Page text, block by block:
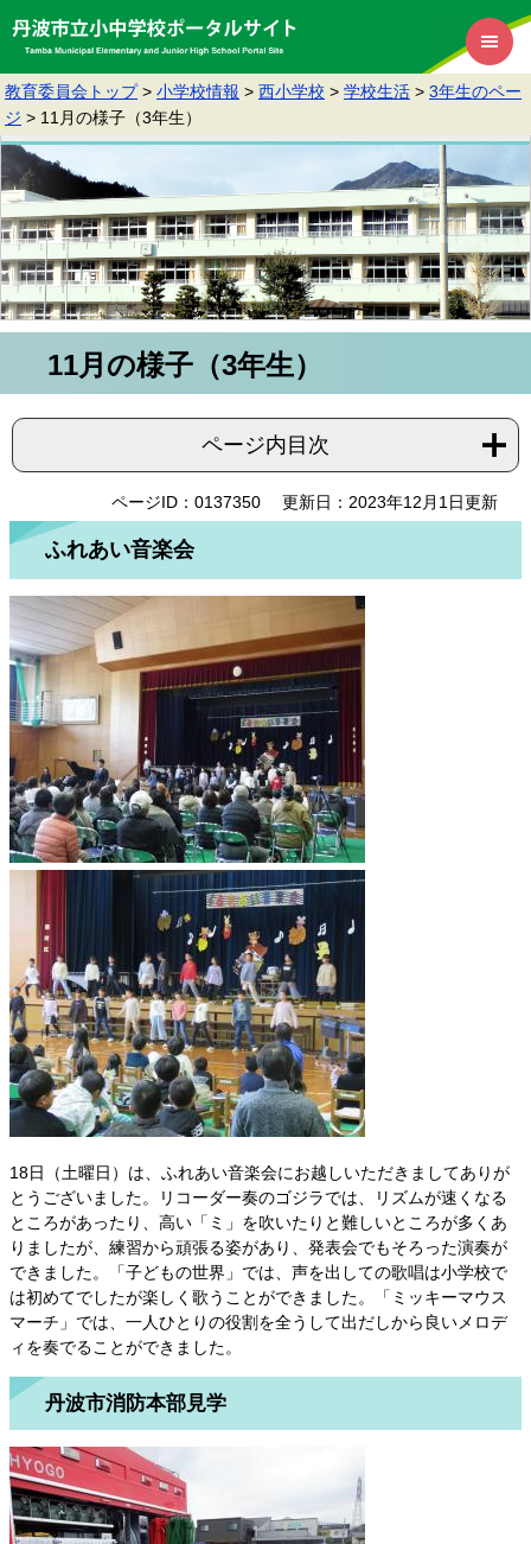
教育委員会トップ > 小学校情報 > 西小学校 > 学校生活 > 3年生のペー
ジ > 11月の様子（3年生）
11月の様子（3年生）
ページ内目次
ページID：0137350 更新日：2023年12月1日更新
ふれあい音楽会
18日（土曜日）は、ふれあい音楽会にお越しいただきましてありが
とうございました。リコーダー奏のゴジラでは、リズムが速くなる
ところがあったり、高い「ミ」を吹いたりと難しいところが多くあ
りましたが、練習から頑張る姿があり、発表会でもそろった演奏が
できました。「子どもの世界」では、声を出しての歌唱は小学校で
は初めてでしたが楽しく歌うことができました。「ミッキーマウス
マーチ」では、一人ひとりの役割を全うして出だしから良いメロデ
ィを奏でることができました。
丹波市消防本部見学